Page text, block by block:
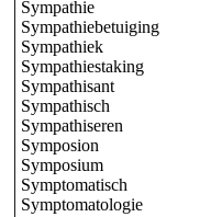
Sympathie
Sympathiebetuiging
Sympathiek
Sympathiestaking
Sympathisant
Sympathisch
Sympathiseren
Symposion
Symposium
Symptomatisch
Symptomatologie